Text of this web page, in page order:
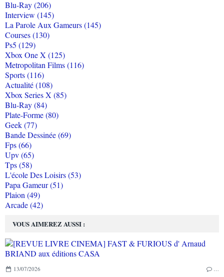
VOUS AIMEREZ AUSSI :
13/07/2026 …
Blu-Ray (206)
Interview (145)
La Parole Aux Gameurs (145)
Courses (130)
Ps5 (129)
Xbox One X (125)
Metropolitan Films (116)
Sports (116)
Actualité (108)
Xbox Series X (85)
Blu-Ray (84)
Plate-Forme (80)
Geek (77)
Bande Dessinée (69)
Fps (66)
Upv (65)
Tps (58)
L'école Des Loisirs (53)
Papa Gameur (51)
Plaion (49)
Arcade (42)